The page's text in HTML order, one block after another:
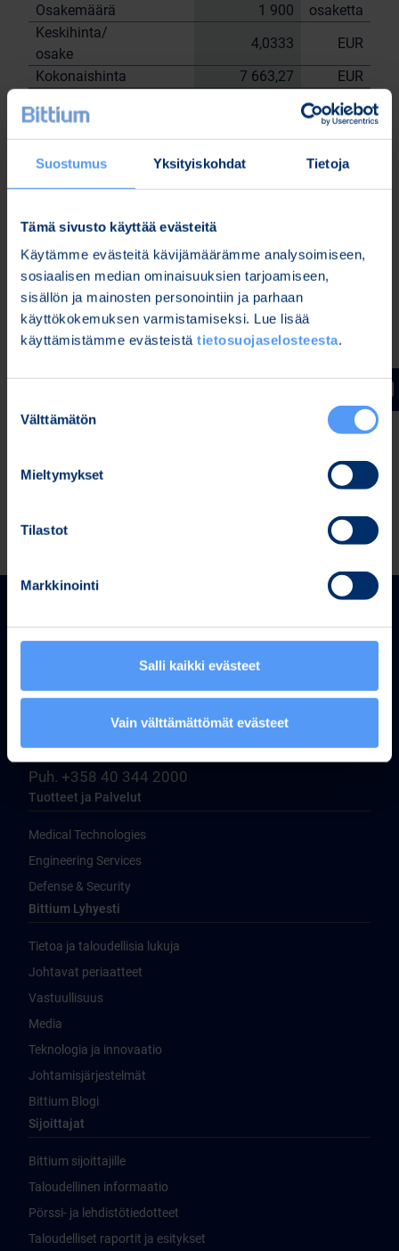
Suostumus Yksityiskohdat Tietoja
Tämä sivusto käyttää evästeitä
Käytämme evästeitä kävijämäärämme analysoimiseen,
sosiaalisen median ominaisuuksien tarjoamiseen,
sisällön ja mainosten personointiin ja parhaan
käyttökokemuksen varmistamiseksi. Lue lisää
käyttämistämme evästeistä tietosuojaselosteesta.
valinta
Välttämätön
Mieltymykset
Tilastot
Markkinointi
Salli kaikki evästeet
Vain välttämättömät evästeet
Osakemäärä
1 900
osaketta
Keskihinta/
osake
4,0333
EUR
Kokonaishinta
7 663,27
EUR
1.8.2023
tehtyjen kauppojen jälkeen: 116 072 kpl.
Bittium Oyj:n puolesta
Nordea Pankki Oyj
Janne Sarvikivi
Lisätietoja:
Kari Jokela
Lakiasiainjohtaja
Puh. 040 344 5258
www.bittium.com
Release (wkr0006.pdf)
Ritaharjuntie 1
Puh. +358 40 344 2000
Tuotteet ja Palvelut
Medical Technologies
Engineering Services
Defense & Security
Bittium Lyhyesti
Tietoa ja taloudellisia lukuja
Johtavat periaatteet
Vastuullisuus
Media
Teknologia ja innovaatio
Johtamisjärjestelmät
Bittium Blogi
Sijoittajat
Bittium sijoittajille
Taloudellinen informaatio
Pörssi- ja lehdistötiedotteet
Taloudelliset raportit ja esitykset